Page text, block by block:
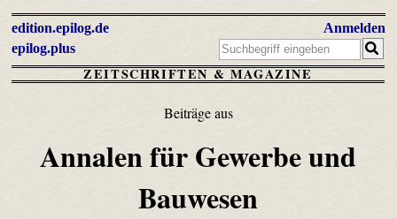
edition.epilog.de
epilog.plus
Anmelden
ZEITSCHRIFTEN & MAGAZINE
Beiträge aus
Annalen für Gewerbe und
Bauwesen